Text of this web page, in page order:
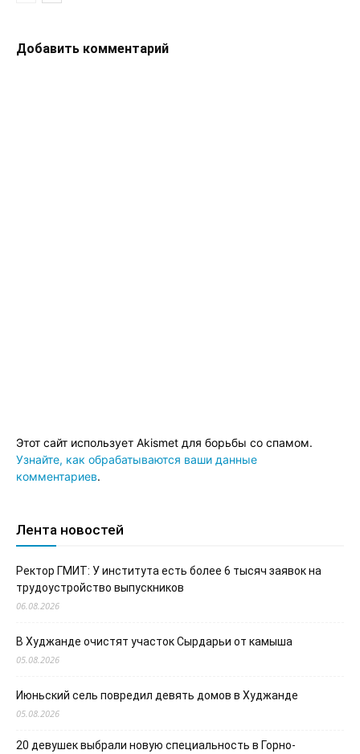
Добавить комментарий
Этот сайт использует Akismet для борьбы со спамом.
Узнайте, как обрабатываются ваши данные
комментариев.
Лента новостей
Ректор ГМИТ: У института есть более 6 тысяч заявок на
трудоустройство выпускников
06.08.2026
В Худжанде очистят участок Сырдарьи от камыша
05.08.2026
Июньский сель повредил девять домов в Худжанде
05.08.2026
20 девушек выбрали новую специальность в Горно-